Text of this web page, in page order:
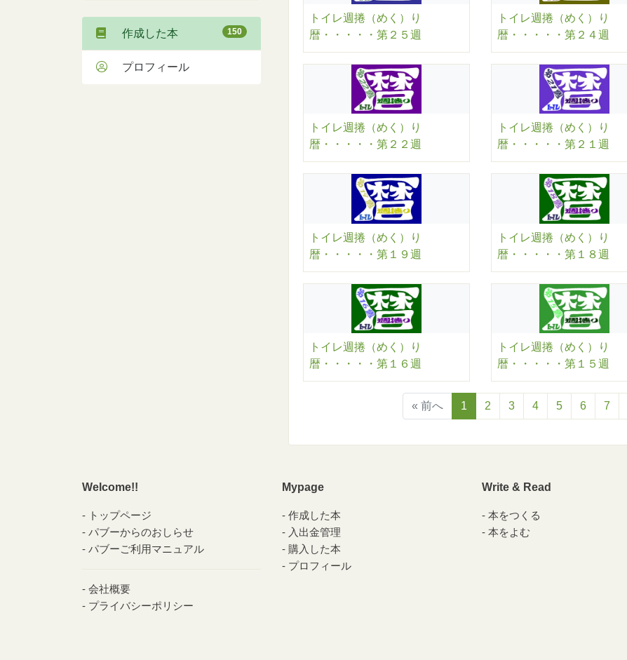
トイレ週捲（めく）り
暦・・・・・第２５週
トイレ週捲（めく）り
暦・・・・・第２４週
トイレ週捲（めく）り
暦・・・・・第２２週
トイレ週捲（めく）り
暦・・・・・第２１週
トイレ週捲（めく）り
暦・・・・・第１９週
トイレ週捲（めく）り
暦・・・・・第１８週
トイレ週捲（めく）り
暦・・・・・第１６週
トイレ週捲（めく）り
暦・・・・・第１５週
« 前へ 1 2 3 4 5 6 7
作成した本 150
プロフィール
Welcome!!
トップページ
パブーからのおしらせ
パブーご利用マニュアル
会社概要
プライバシーポリシー
Mypage
作成した本
入出金管理
購入した本
プロフィール
Write & Read
本をつくる
本をよむ